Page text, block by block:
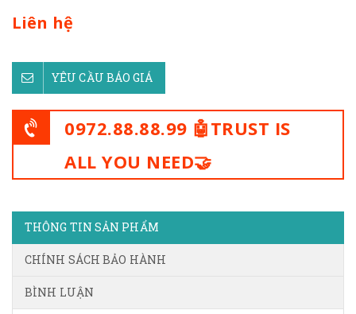
Liên hệ
YÊU CẦU BÁO GIÁ
0972.88.88.99 🤖TRUST IS
ALL YOU NEED🤝
THÔNG TIN SẢN PHẨM
CHÍNH SÁCH BẢO HÀNH
BÌNH LUẬN